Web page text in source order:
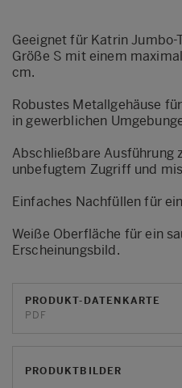
Geeignet für Katrin
Größe S mit einem
cm.
Robustes Metallgehäuse
in gewerblichen
Abschließbare Ausführung
unbefugtem Zugriff und
Einfaches Nachfüllen für
Weiße Oberfläche für ein
Erscheinungsbild.
PRODUKT-DATENKARTE
PDF
PRODUKTBILDER